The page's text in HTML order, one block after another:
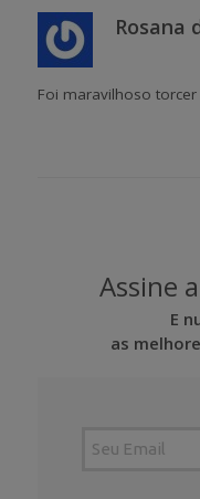
Rosana
Foi maravilhoso torcer
Assine
E
as